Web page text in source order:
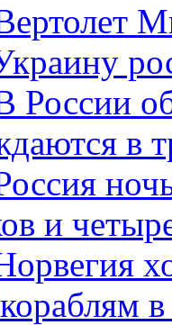
России
в
и